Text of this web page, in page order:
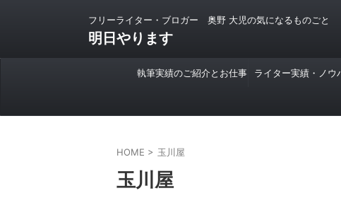
フリーライター・ブロガー 奥野 大児の気になるものごと
明日やります
執筆実績のご紹介とお仕事 ライター実績・ノウ
HOME > 玉川屋
玉川屋